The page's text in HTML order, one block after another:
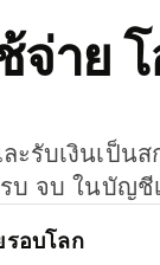
าย โ
รับเงินเป็น
บ จบ ในบัญชี
รอบโลก